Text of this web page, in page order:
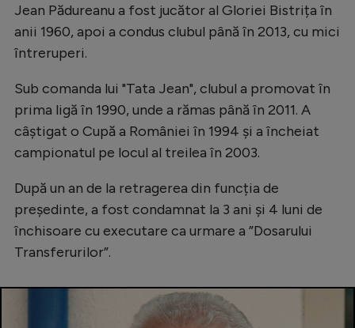
Jean Pădureanu a fost jucător al Gloriei Bistrița în
anii 1960, apoi a condus clubul până în 2013, cu mici
întreruperi.
Sub comanda lui "Tata Jean", clubul a promovat în
prima ligă în 1990, unde a rămas până în 2011. A
câștigat o Cupă a României în 1994 și a încheiat
campionatul pe locul al treilea în 2003.
După un an de la retragerea din funcția de
președinte, a fost condamnat la 3 ani și 4 luni de
închisoare cu executare ca urmare a ”Dosarului
Transferurilor”.